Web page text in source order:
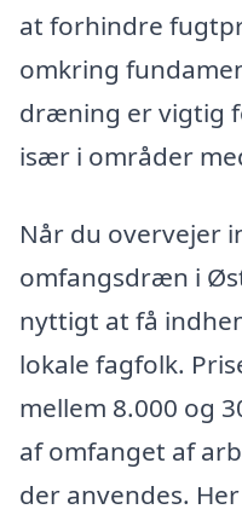
at forhindre
omkring
dræning er vigtig
især i områder
Når du overvejer
omfangsdræn i
nyttigt at få
lokale fagfolk.
mellem 8.000 og
af omfanget af
der anvendes.